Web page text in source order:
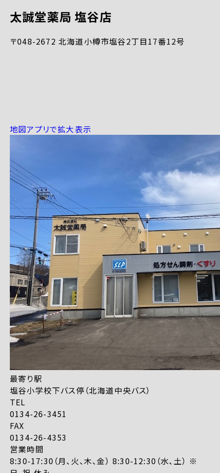
太誠堂薬局 塩谷店
〒048-2672 北海道小樽市塩谷2丁目17番12号
地図アプリで拡大表示
最寄り駅
塩谷小学校下バス停（北海道中央バス）
TEL
0134-26-3451
FAX
0134-26-4353
営業時間
8:30-17:30（月、火、木、金） 8:30-12:30（水、土） ※